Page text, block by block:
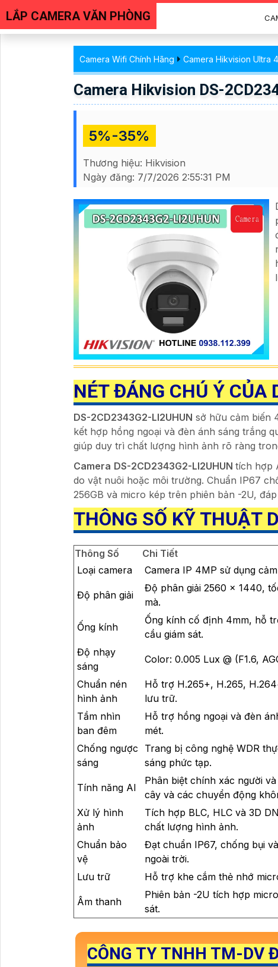
LẮP CAMERA VĂN PHÒNG
Camera Wifi Chính Hãng Camera Hikvision Ultra
Camera Hikvision DS-
5%-35%
Thương hiệu: Hikvision
Ngày đăng: 7/7/2026 2:55:31 PM
NÉT ĐÁNG CHÚ Ý
DS-2CD2343G2-LI2UHUN sở hữu cảm biến
kết hợp hồng ngoại và đèn ánh sáng trắng
giúp duy trì chất lượng hình ảnh rõ ràng
Camera DS-2CD2343G2-LI2UHUN tích hợp
do vật nuôi hoặc môi trường. Chuẩn IP67
256GB và micro kép trên phiên bản -2U,
THÔNG SỐ KỸ THUẬT
Thông Số
Chi Tiết
Loại camera
Camera IP 4MP sử dụng
Độ phân giải
Độ phân giải 2560 × 1440,
mà.
Ống kính
Ống kính cố định 4mm, hỗ
cầu giám sát.
Độ nhạy
sáng
Color: 0.005 Lux @ (F1.6,
Chuẩn nén
hình ảnh
Hỗ trợ H.265+, H.265,
lưu trữ.
Tầm nhìn
ban đêm
Hỗ trợ hồng ngoại và đèn
mét.
Chống ngược
sáng
Trang bị công nghệ WDR
sáng phức tạp.
Tính năng AI
Phân biệt chính xác người
cây và các chuyển động
Xử lý hình
ảnh
Tích hợp BLC, HLC và 3D
chất lượng hình ảnh.
Chuẩn bảo
vệ
Đạt chuẩn IP67, chống bụi
ngoài trời.
Lưu trữ
Hỗ trợ khe cắm thẻ nhớ
Âm thanh
Phiên bản -2U tích hợp
sát.
CÔNG TY TNHH TM-DV